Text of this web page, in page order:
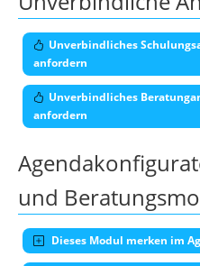
Unverbindliches
anfordern
Unverbindliches
anfordern
und
Dieses Modul merken im